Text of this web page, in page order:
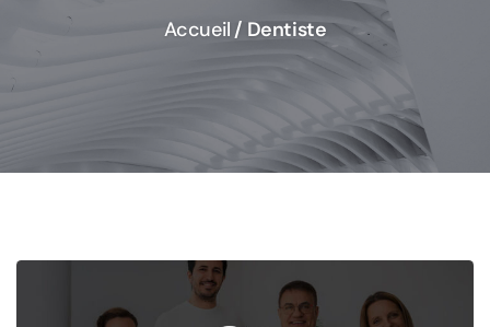
Accueil / Dentiste